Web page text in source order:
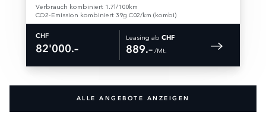
Verbrauch kombiniert 1.7l/100km
CO2-Emission kombiniert 39g C02/km (kombi)
CHF
82'000.–
Leasing ab CHF
889.– /Mt.
ALLE ANGEBOTE ANZEIGEN